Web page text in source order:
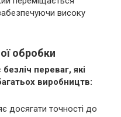
високу
обробки
переваг, які
виробництв:
досягати точності до